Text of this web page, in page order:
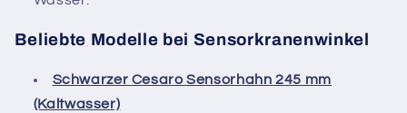
Beliebte Modelle bei Sensorkranenwinkel
Schwarzer Cesaro Sensorhahn 245 mm
(Kaltwasser)